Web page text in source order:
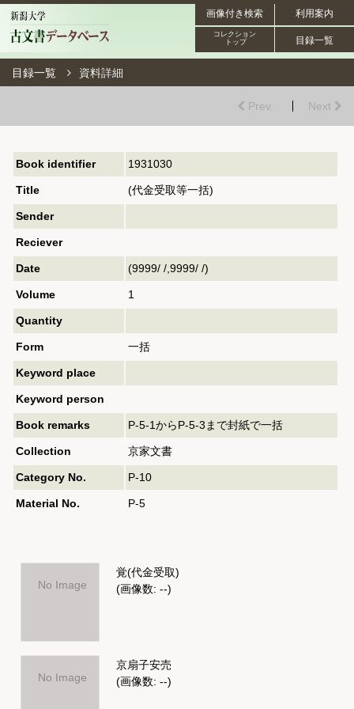
利用案内
画像付き検索
目録一覧
コレクション
トップ
目録一覧 資料詳細
Prev. Next
Book identifier 1931030
Title (代金受取等一括)
Sender
Reciever
Date (9999/ /,9999/ /)
Volume 1
Quantity
Form 一括
Keyword place
Keyword person
Book remarks P-5-1からP-5-3まで封紙で一括
Collection 京家文書
Category No. P-10
Material No. P-5
No Image
覚(代金受取)
(画像数: --)
No Image
京扇子安売
(画像数: --)